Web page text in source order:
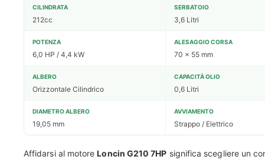
CILINDRATA
212cc
POTENZA
6,0 HP / 4,4 kW
ALBERO
Orizzontale Cilindrico
DIAMETRO ALBERO
19,05 mm
SERBATOIO
3,6 Litri
ALESAGGIO CORSA
70 x 55 mm
CAPACITÀ OLIO
0,6 Litri
AVVIAMENTO
Strappo / Elettrico
Affidarsi al motoreLoncin G210 7HP significa scegliere un